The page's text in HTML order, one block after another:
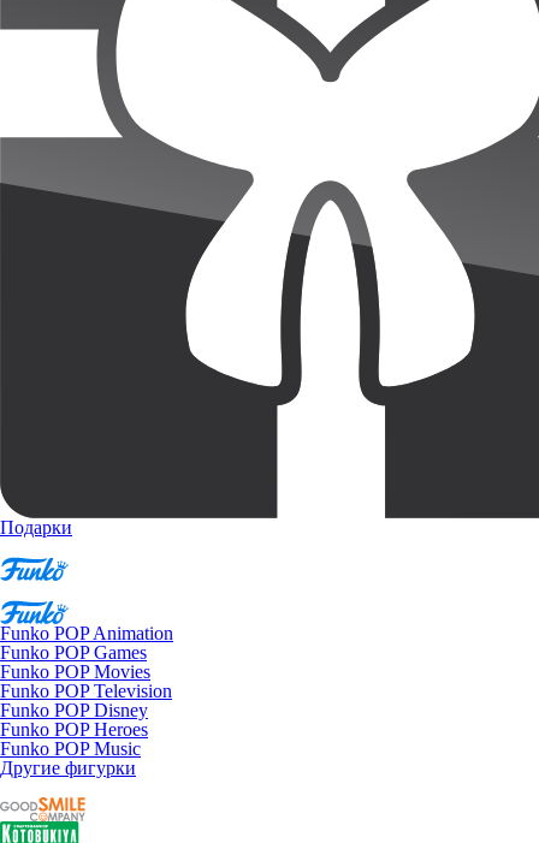
Подарки
Funko POP Animation
Funko POP Games
Funko POP Movies
Funko POP Television
Funko POP Disney
Funko POP Heroes
Funko POP Music
Другие фигурки